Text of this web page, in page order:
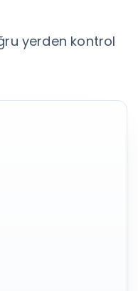
yerden kontrol